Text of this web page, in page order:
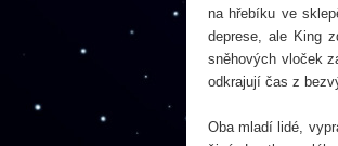
na hřebíku ve
deprese, ale King
sněhových vloček
odkrajují čas z
Oba mladí lidé,